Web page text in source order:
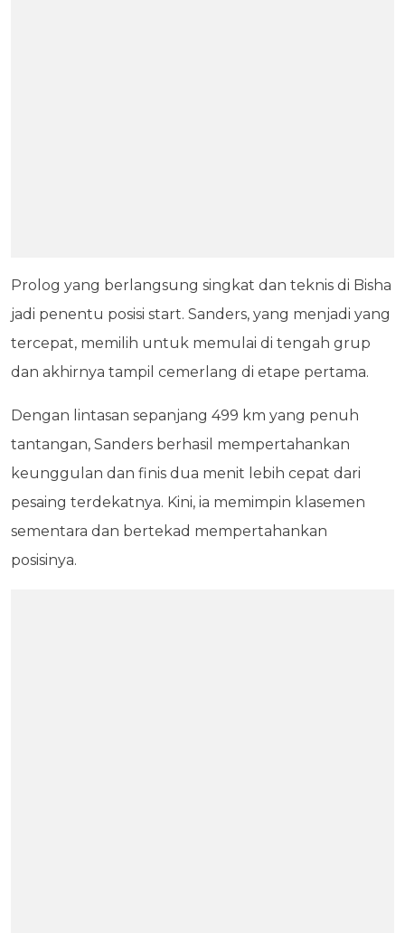
Prolog yang berlangsung singkat dan teknis di Bisha
jadi penentu posisi start. Sanders, yang menjadi yang
tercepat, memilih untuk memulai di tengah grup
dan akhirnya tampil cemerlang di etape pertama.
Dengan lintasan sepanjang 499 km yang penuh
tantangan, Sanders berhasil mempertahankan
keunggulan dan finis dua menit lebih cepat dari
pesaing terdekatnya. Kini, ia memimpin klasemen
sementara dan bertekad mempertahankan
posisinya.